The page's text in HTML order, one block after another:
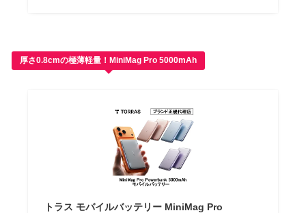
厚さ0.8cmの極薄軽量！MiniMag Pro 5000mAh
トラス モバイルバッテリー MiniMag Pro